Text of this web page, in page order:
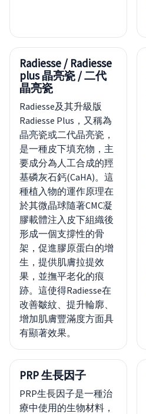
Radiesse / Radiesse
plus 晶亮瓷 / 二代
晶亮瓷
Radiesse及其升級版
Radiesse Plus，又稱為
晶亮瓷或二代晶亮瓷，
是一種皮下填充物，主
要成分為人工合成的羥
基磷灰石鈣(CaHA)。這
種植入物的運作原理在
於其微晶球隨著CMC凝
膠載體注入皮下組織後
形成一個支撐性的骨
架，促進膠原蛋白的增
生，提供肌膚拉提效
果，並撫平老化的痕
跡。這使得Radiesse在
改善皺紋、提升輪廓、
增加肌膚豐滿度方面具
有顯著效果。
PRP 生長因子
PRP生長因子是一種治
療中使用的生物材料，